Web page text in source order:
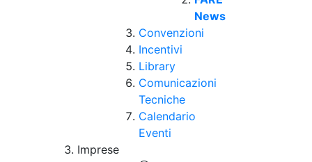
News
Convenzioni
Incentivi
Library
Comunicazioni
Tecniche
Calendario
Eventi
Imprese